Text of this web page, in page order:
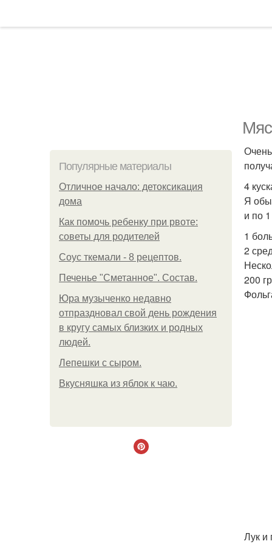
Популярные материалы
Отличное начало: детоксикация
дома
Как помочь ребенку при рвоте:
советы для родителей
Соус ткемали - 8 рецептов.
Печенье "Сметанное". Состав.
Юра музыченко недавно
отпраздновал свой день рождения
в кругу самых близких и родных
людей.
Лепешки с сыром.
Вкусняшка из яблок к чаю.
4
Я
и по
1
2
200
Лук и